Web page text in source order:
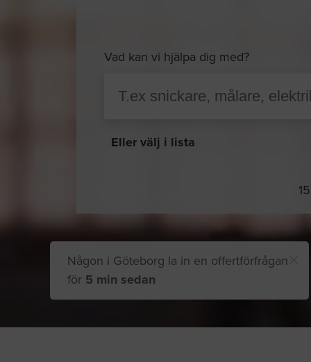
Vad kan vi hjälpa dig med?
Eller välj i lista
Någon i Göteborg la in en offertförfrågan
för 5 min sedan